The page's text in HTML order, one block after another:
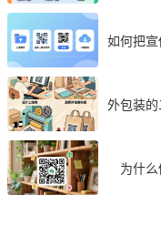
如何把
外包装
为什么